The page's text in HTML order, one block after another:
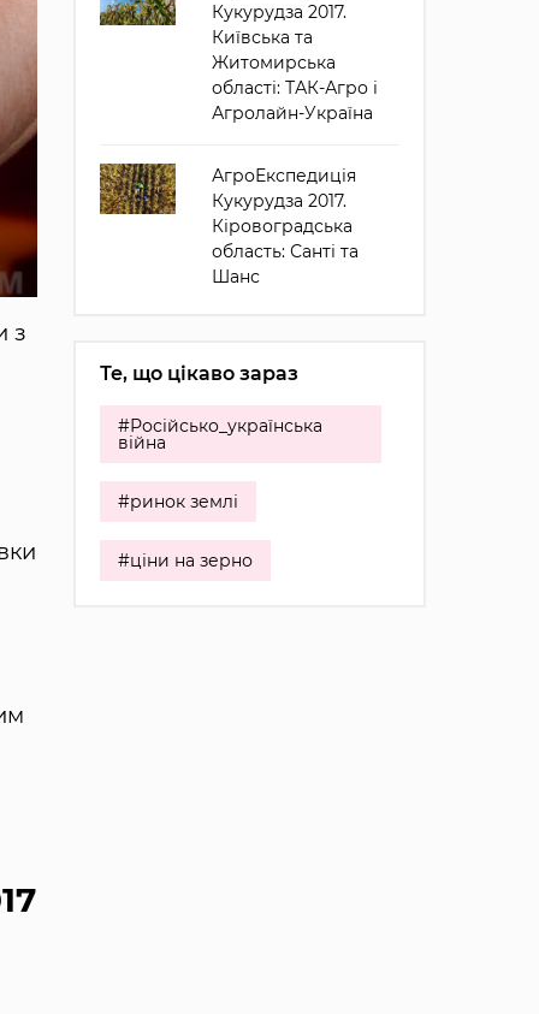
з
Кукурудза 2017.
Київська та
Житомирська
області: ТАК-Агро і
Агролайн-Україна
АгроЕкспедиція
Кукурудза 2017.
Кіровоградська
область: Санті та
Шанс
Те, що цікаво зараз
#Російсько_українська
війна
#ринок землі
#ціни на зерно